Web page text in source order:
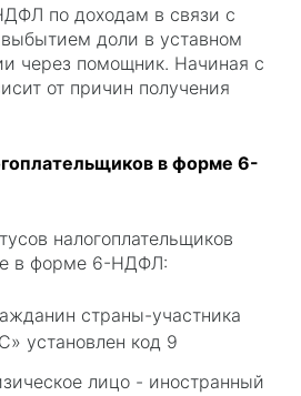
по доходам в связи с
доли в уставном
через помощник. Начиная с
от причин получения
в форме 6-
налогоплательщиков
в форме 6-НДФЛ:
страны-участника
установлен код 9
лицо - иностранный